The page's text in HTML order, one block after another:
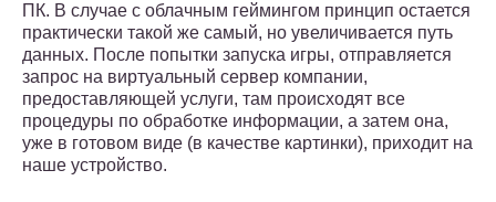
ПК. В случае с облачным геймингом принцип остается
практически такой же самый, но увеличивается путь
данных. После попытки запуска игры, отправляется
запрос на виртуальный сервер компании,
предоставляющей услуги, там происходят все
процедуры по обработке информации, а затем она,
уже в готовом виде (в качестве картинки), приходит на
наше устройство.